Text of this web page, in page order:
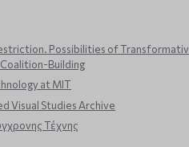
Possibilities of
Building
at MIT
Visual Studies Archive
Τέχνης